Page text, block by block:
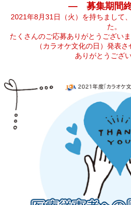
— 募集期間
2021年8月31日（火）を持ちまして
た。
たくさんのご応募ありがとうござい
（カラオケ文化の日）発表さ
ありがとうござ